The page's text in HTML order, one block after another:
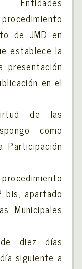
de JMD en
establece la
presentación
en el
de las
como
Participación
bis, apartado
Municipales
diez días
siguiente a